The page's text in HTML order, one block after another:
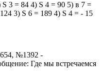
3 = 84 4) S 4 = 90 5) в 7 =
3) S 6 = 189 4) S 4 = - 15
№1392 -
Где мы встречаемся